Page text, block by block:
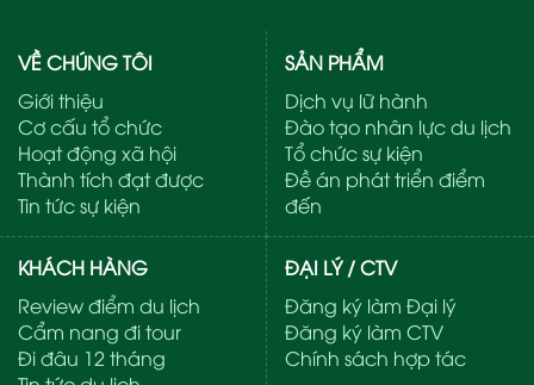
VỀ CHÚNG TÔI
Giới thiệu
Cơ cấu tổ chức
Hoạt động xã hội
Thành tích đạt được
Tin tức sự kiện
SẢN PHẨM
Dịch vụ lữ hành
Đào tạo nhân lực du lịch
Tổ chức sự kiện
Đề án phát triển điểm
đến
KHÁCH HÀNG
Review điểm du lịch
Cẩm nang đi tour
Đi đâu 12 tháng
ĐẠI LÝ / CTV
Đăng ký làm Đại lý
Đăng ký làm CTV
Chính sách hợp tác